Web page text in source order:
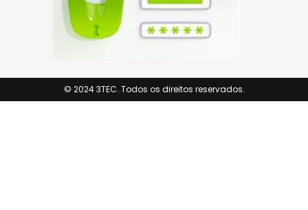
© 2024 3TEC. Todos os direitos reservados.